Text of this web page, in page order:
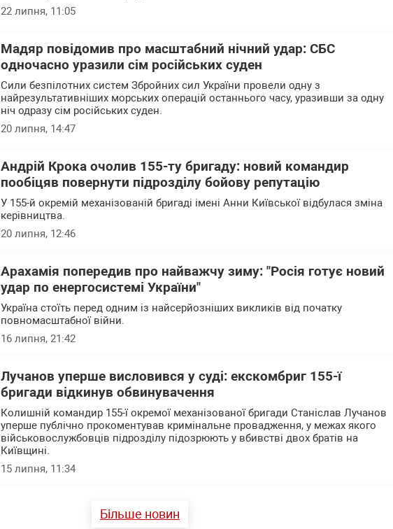
22 липня, 11:05
Мадяр повідомив про масштабний нічний удар: СБС
одночасно уразили сім російських суден
Сили безпілотних систем Збройних сил України провели одну з
найрезультативніших морських операцій останнього часу, уразивши за одну
ніч одразу сім російських суден.
20 липня, 14:47
Андрій Крока очолив 155-ту бригаду: новий командир
пообіцяв повернути підрозділу бойову репутацію
У 155-й окремій механізованій бригаді імені Анни Київської відбулася зміна
керівництва.
20 липня, 12:46
Арахамія попередив про найважчу зиму: "Росія готує новий
удар по енергосистемі України"
Україна стоїть перед одним із найсерйозніших викликів від початку
повномасштабної війни.
16 липня, 21:42
Лучанов уперше висловився у суді: екскомбриг 155-ї
бригади відкинув обвинувачення
Колишній командир 155-ї окремої механізованої бригади Станіслав Лучанов
уперше публічно прокоментував кримінальне провадження, у межах якого
військовослужбовців підрозділу підозрюють у вбивстві двох братів на
Київщині.
15 липня, 11:34
Більше новин